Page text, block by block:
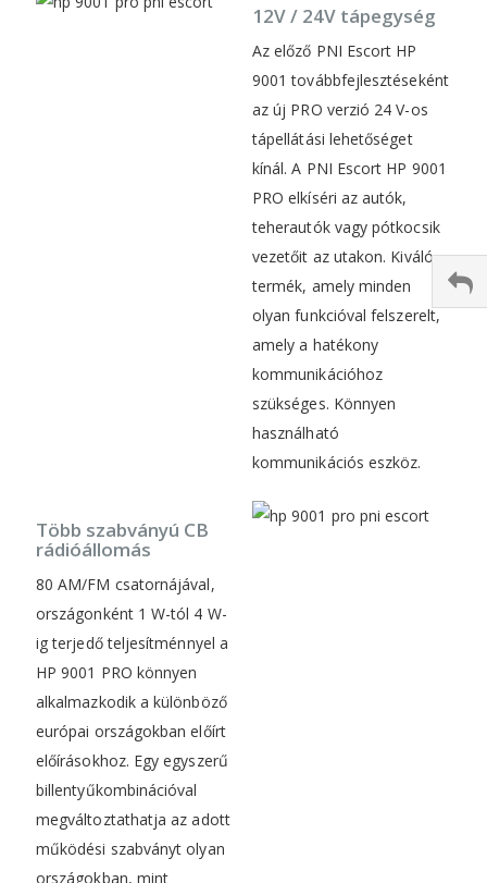
12V / 24V tápegység
Az előző PNI Escort HP
9001 továbbfejlesztéseként
az új PRO verzió 24 V-os
tápellátási lehetőséget
kínál. A PNI Escort HP 9001
PRO elkíséri az autók,
teherautók vagy pótkocsik
vezetőit az utakon. Kiváló
termék, amely minden
olyan funkcióval felszerelt,
amely a hatékony
kommunikációhoz
szükséges. Könnyen
használható
kommunikációs eszköz.
Több szabványú CB
rádióállomás
80 AM/FM csatornájával,
országonként 1 W-tól 4 W-
ig terjedő teljesítménnyel a
HP 9001 PRO könnyen
alkalmazkodik a különböző
európai országokban előírt
előírásokhoz. Egy egyszerű
billentyűkombinációval
megváltoztathatja az adott
működési szabványt olyan
országokban, mint